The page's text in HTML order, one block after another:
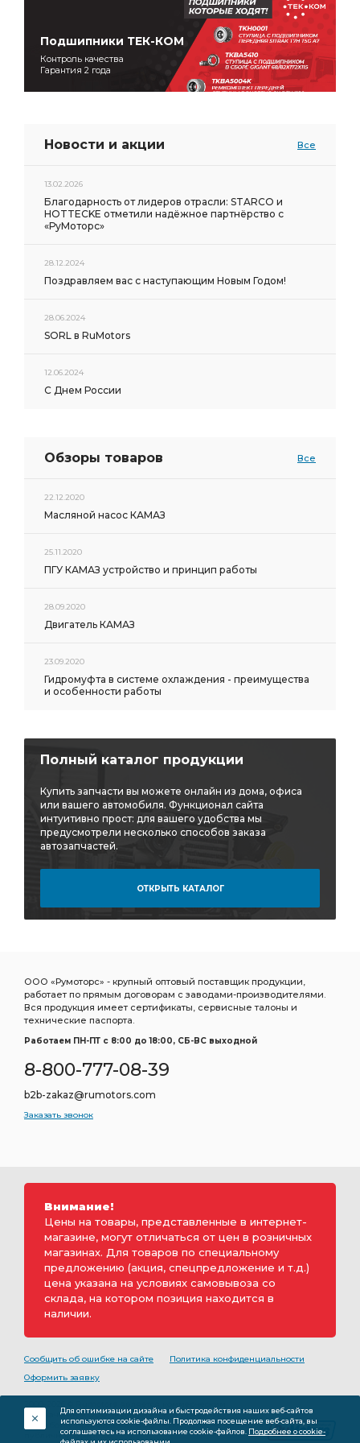
Подшипники ТЕК-КОМ
Контроль качества
Гарантия 2 года
Новости и акции Все
13.02.2026
Благодарность от лидеров отрасли: STARCO и
HOTTECKE отметили надёжное партнёрство с
«РуМоторс»
28.12.2024
Поздравляем вас с наступающим Новым Годом!
28.06.2024
SORL в RuMotors
12.06.2024
С Днем России
Обзоры товаров Все
22.12.2020
Масляной насос КАМАЗ
25.11.2020
ПГУ КАМАЗ устройство и принцип работы
28.09.2020
Двигатель КАМАЗ
23.09.2020
Гидромуфта в системе охлаждения - преимущества
и особенности работы
Полный каталог продукции
Купить запчасти вы можете онлайн из дома, офиса
или вашего автомобиля. Функционал сайта
интуитивно прост: для вашего удобства мы
предусмотрели несколько способов заказа
автозапчастей.
ОТКРЫТЬ КАТАЛОГ
ООО «Румоторс» - крупный оптовый поставщик продукции,
работает по прямым договорам с заводами-производителями.
Вся продукция имеет сертификаты, сервисные талоны и
технические паспорта.
Работаем ПН-ПТ c 8:00 до 18:00, СБ-ВС выходной
8-800-777-08-39
b2b-zakaz@rumotors.com
Заказать звонок
Внимание!
Цены на товары, представленные в интернет-
магазине, могут отличаться от цен в розничных
магазинах. Для товаров по специальному
предложению (акция, спецпредложение и т.д.)
цена указана на условиях самовывоза со
склада, на котором позиция находится в
наличии.
Сообщить об ошибке на сайте
Политика конфиденциальности
Оформить заявку
обозначением ООО «РуМоторс». Все права на
разработку принадлежат ООО «Румоторс». Не является
публичной офертой.
Для оптимизации дизайна и быстродействия наших веб-сайтов
используются cookie-файлы. Продолжая посещение веб-сайта, вы
соглашаетесь на использование cookie-файлов. Подробнее о cookie-